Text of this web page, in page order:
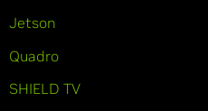
Jetson
Quadro
SHIELD TV